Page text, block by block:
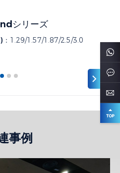
シリーズ
1.29/1.57/1.87/2.5/3.0
事例